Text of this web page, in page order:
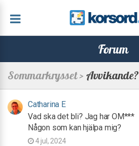
Forum
Sommarkrysset > Avvikande?
Catharina E
Vad ska det bli? Jag har OM***
Någon som kan hjälpa mig?
4 jul, 2024